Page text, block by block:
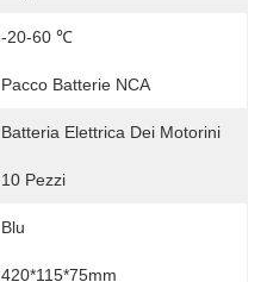
-20-60 ℃
Pacco Batterie NCA
Batteria Elettrica Dei Motorini
10 Pezzi
Blu
420*115*75mm